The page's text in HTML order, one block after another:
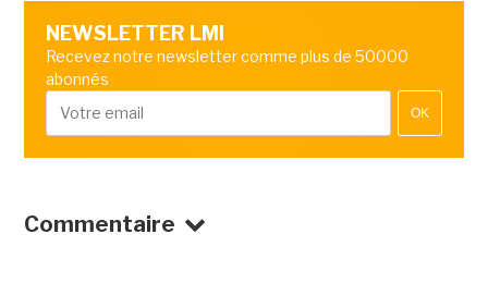
NEWSLETTER LMI
Recevez notre newsletter comme plus de 50000
abonnés
OK
Commentaire